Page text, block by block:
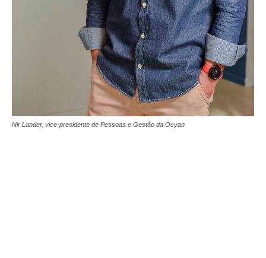
Nir Lander, vice-presidente de Pessoas e Gestão da Ocyan